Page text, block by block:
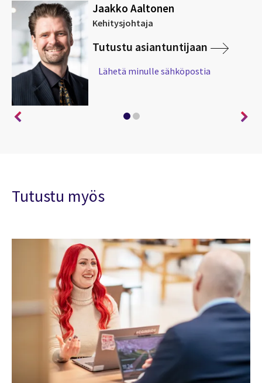
Jaakko Aaltonen
Kehitysjohtaja
Tutustu asiantuntijaan
Lähetä minulle sähköpostia
Tutustu myös